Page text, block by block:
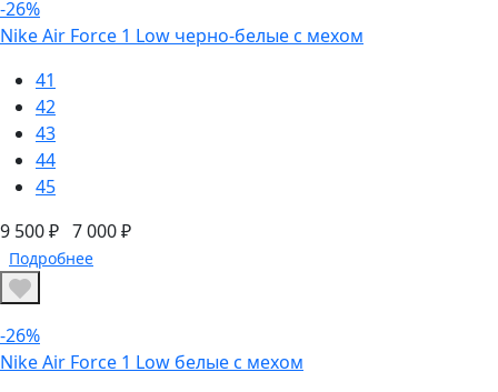
-26%
Nike Air Force 1 Low черно-белые с мехом
41
42
43
44
45
9 500 ₽ 7 000 ₽
Подробнее
-26%
Nike Air Force 1 Low белые с мехом